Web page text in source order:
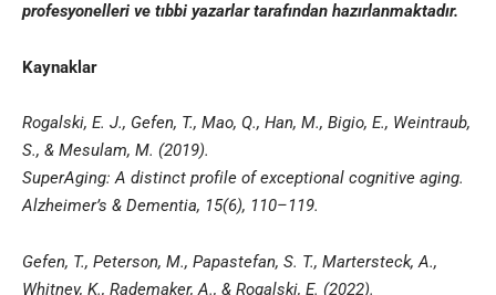
profesyonelleri ve tıbbi yazarlar tarafından hazırlanmaktadır.
Kaynaklar
Rogalski, E. J., Gefen, T., Mao, Q., Han, M., Bigio, E., Weintraub,
S., & Mesulam, M. (2019).
SuperAging: A distinct profile of exceptional cognitive aging.
Alzheimer’s & Dementia, 15(6), 110–119.
Gefen, T., Peterson, M., Papastefan, S. T., Martersteck, A.,
Whitney, K., Rademaker, A., & Rogalski, E. (2022).